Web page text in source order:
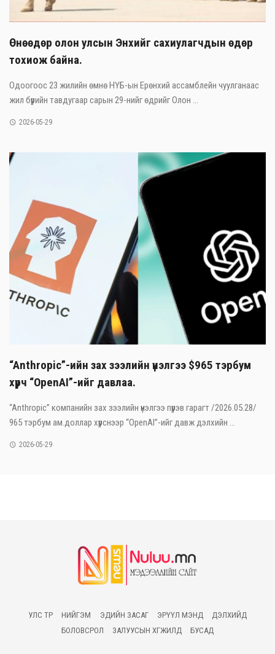
Өнөөдөр олон улсын Энхийг сахиулагчдын өдөр
тохиож байна.
Одоогоос 23 жилийн өмнө НҮБ-ын Ерөнхий ассамблейн чуулганаас
жил бүрийн тавдугаар сарын 29-нийг өдрийг Олон ...
2026-05-29
“Anthropic”-ийн зах зээлийн үнэлгээ $965 тэрбум
хүрч “OpenAI”-ийг давлаа.
“Anthropic” компанийн зах зээлийн үнэлгээ пүрэв гарагт /2026.05.28/
965 тэрбум ам.доллар хүрснээр “OpenAI”-ийг давж дэлхийн ...
2026-05-29
УЛС ТӨР НИЙГЭМ ЭДИЙН ЗАСАГ ЭРҮҮЛ МЭНД
ДЭЛХИЙД
БОЛОВСРОЛ
ЗАЛУУСЫН ХӨГЖИЛД БУСАД